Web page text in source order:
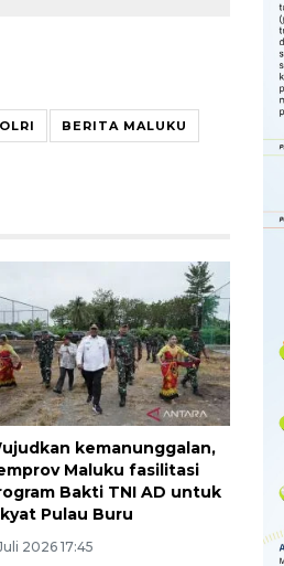
BERITA MALUKU
kemanunggalan,
Maluku fasilitasi
Bakti TNI AD untuk
Pulau Buru
2026 17:45
kejahatan